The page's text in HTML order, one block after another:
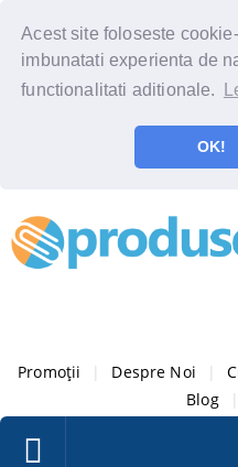
Acest site foloseste
imbunatati experienta de
functionalitati aditionale.
OK!
Promoții Despre Noi
Blog